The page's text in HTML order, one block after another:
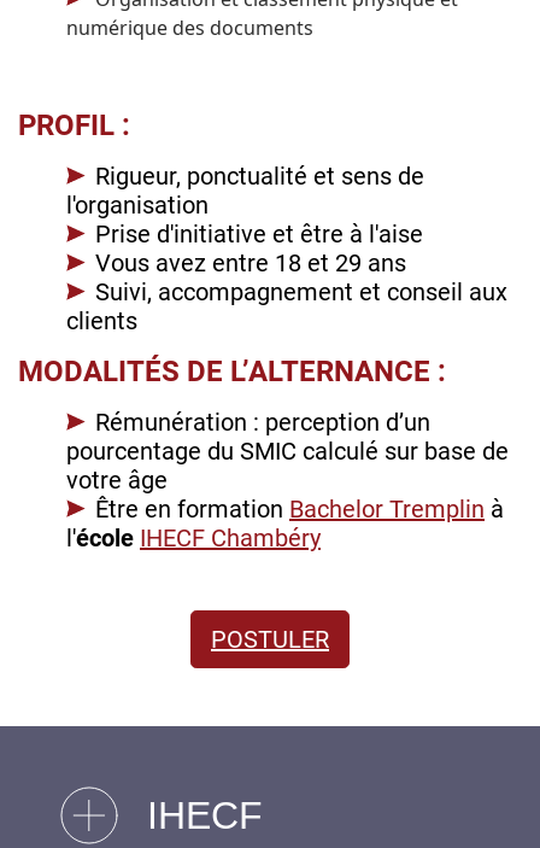
numérique des documents
PROFIL :
Rigueur, ponctualité et sens de
l'organisation
Prise d'initiative et être à l'aise
Vous avez entre 18 et 29 ans
Suivi, accompagnement et conseil aux
clients
MODALITÉS DE L’ALTERNANCE :
Rémunération : perception d’un
pourcentage du SMIC calculé sur base de
votre âge
Être en formation Bachelor Tremplin à
l'école IHECF Chambéry
POSTULER
IHECF